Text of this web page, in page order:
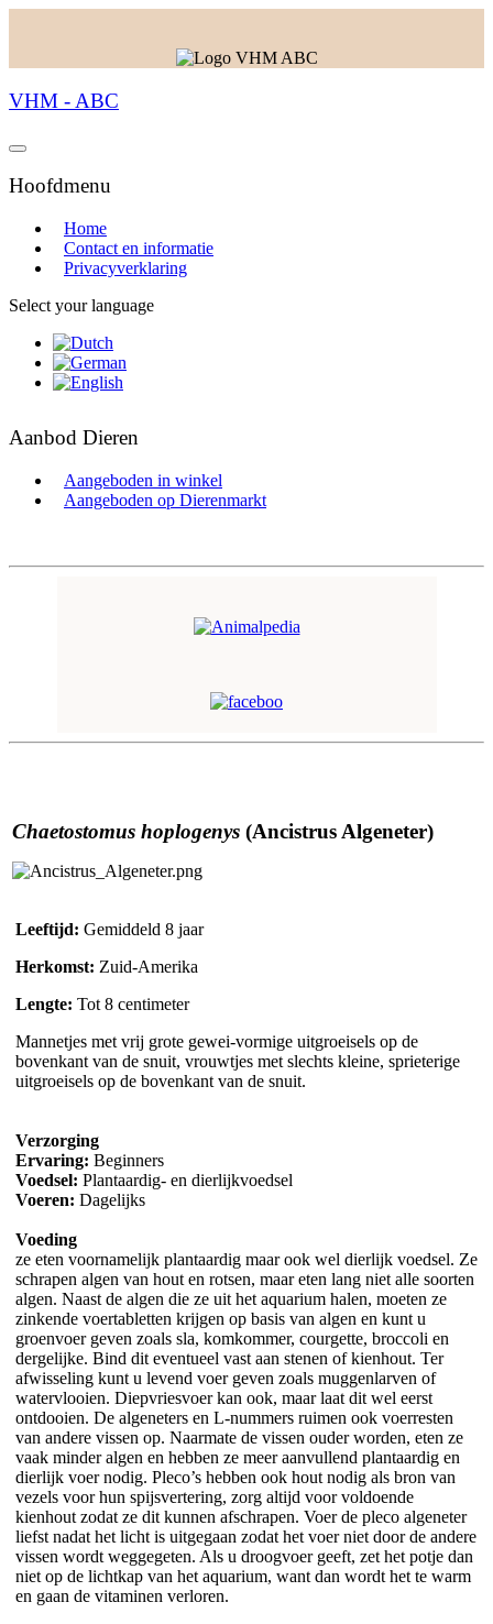
VHM - ABC
Hoofdmenu
Home
Contact en informatie
Privacyverklaring
Select your language
Aanbod Dieren
Aangeboden in winkel
Aangeboden op Dierenmarkt
Chaetostomus hoplogenys (Ancistrus Algeneter)
Leeftijd: Gemiddeld 8 jaar
Herkomst: Zuid-Amerika
Lengte: Tot 8 centimeter
Mannetjes met vrij grote gewei-vormige uitgroeisels op de
bovenkant van de snuit, vrouwtjes met slechts kleine, sprieterige
uitgroeisels op de bovenkant van de snuit.
Verzorging
Ervaring: Beginners
Voedsel: Plantaardig- en dierlijkvoedsel
Voeren: Dagelijks
Voeding
ze eten voornamelijk plantaardig maar ook wel dierlijk voedsel. Ze
schrapen algen van hout en rotsen, maar eten lang niet alle soorten
algen. Naast de algen die ze uit het aquarium halen, moeten ze
zinkende voertabletten krijgen op basis van algen en kunt u
groenvoer geven zoals sla, komkommer, courgette, broccoli en
dergelijke. Bind dit eventueel vast aan stenen of kienhout. Ter
afwisseling kunt u levend voer geven zoals muggenlarven of
watervlooien. Diepvriesvoer kan ook, maar laat dit wel eerst
ontdooien. De algeneters en L-nummers ruimen ook voerresten
van andere vissen op. Naarmate de vissen ouder worden, eten ze
vaak minder algen en hebben ze meer aanvullend plantaardig en
dierlijk voer nodig. Pleco’s hebben ook hout nodig als bron van
vezels voor hun spijsvertering, zorg altijd voor voldoende
kienhout zodat ze dit kunnen afschrapen. Voer de pleco algeneter
liefst nadat het licht is uitgegaan zodat het voer niet door de andere
vissen wordt weggegeten. Als u droogvoer geeft, zet het potje dan
niet op de lichtkap van het aquarium, want dan wordt het te warm
en gaan de vitaminen verloren.